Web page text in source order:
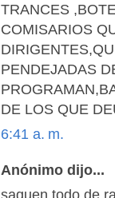
TRANCES
COMISARIOS
PENDEJADAS
DE LOS QUE
6:41 a. m.
Anónimo dijo...